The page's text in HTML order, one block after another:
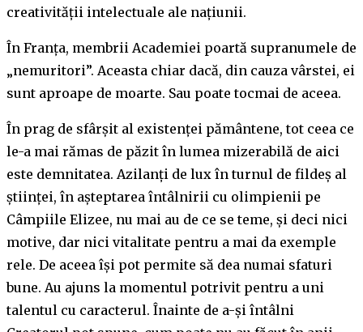
creativității intelectuale ale națiunii.
În Franța, membrii Academiei poartă supranumele de
„nemuritori”. Aceasta chiar dacă, din cauza vârstei, ei
sunt aproape de moarte. Sau poate tocmai de aceea.
În prag de sfârșit al existenței pământene, tot ceea ce
le-a mai rămas de păzit în lumea mizerabilă de aici
este demnitatea. Azilanți de lux în turnul de fildeș al
științei, în așteptarea întâlnirii cu olimpienii pe
Câmpiile Elizee, nu mai au de ce se teme, și deci nici
motive, dar nici vitalitate pentru a mai da exemple
rele. De aceea își pot permite să dea numai sfaturi
bune. Au ajuns la momentul potrivit pentru a uni
talentul cu caracterul. Înainte de a-și întâlni